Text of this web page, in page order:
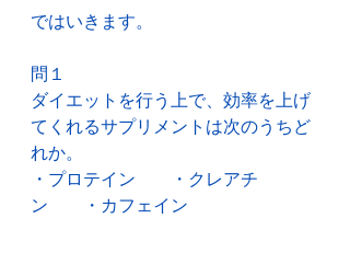
ではいきます。
問１
ダイエットを行う上で、効率を上げ
てくれるサプリメントは次のうちど
れか。
・プロテイン　　・クレアチ
ン　　・カフェイン